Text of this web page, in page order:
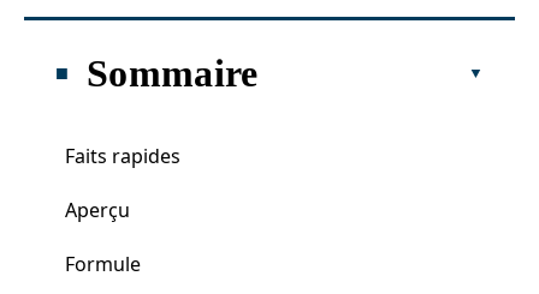
Sommaire
Faits rapides
Aperçu
Formule